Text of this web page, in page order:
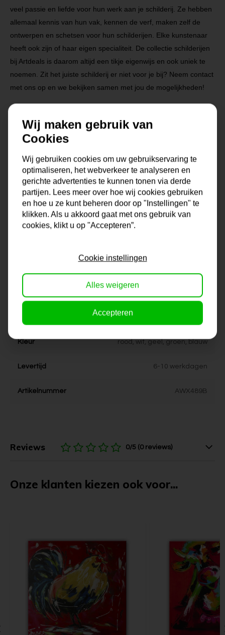
veel passie en liefde voor hun werk aan je schilderij. Ze hebben
allemaal kennis van hun vak, kennen de verf, maken zelf de
ontwerpen en schetsen voor hun schilderijen. Elke kunstenaar
heeft ook zijn of haar eigen specialiteit. De collectie schilderijen
bij Artdeals is daarom altijd een tikje eigenwijs en ook uniek te
noemen. Zit het juiste schilderij er niet voor je bij? Neem contact
met ons op en we bekijken samen met jou de mogelijkheden!
Gratis verzending vanaf €99,95!
Specificaties
Maat 0x0x0 cm
Korte omschrijving
Origineel schilderij van onze
60x60, 80x80, 90x90,
Dikte 4 cm
Kleur rood, wit, geel, groen, blauw
Levertijd 6-10 werkdagen
Artikelnummer AWX489B
Reviews 0/5 (0 reviews)
Onze klanten kiezen ook voor...
Wij maken gebruik van
Cookies
Wij gebruiken cookies om uw gebruikservaring te
optimaliseren, het webverkeer te analyseren en
gerichte advertenties te kunnen tonen via derde
partijen. Lees meer over hoe wij cookies gebruiken
en hoe u ze kunt beheren door op "Instellingen" te
klikken. Als u akkoord gaat met ons gebruik van
cookies, klikt u op "Accepteren”.
Cookie instellingen
Alles weigeren
Accepteren